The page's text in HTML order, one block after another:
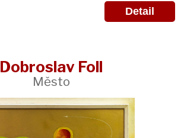
Detail
Dobroslav Foll
Město